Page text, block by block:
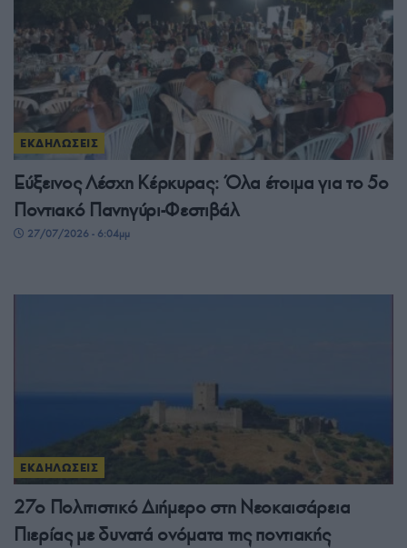
ΕΚΔΗΛΩΣΕΙΣ
Εύξεινος Λέσχη Κέρκυρας: Όλα έτοιμα για το 5ο
Ποντιακό Πανηγύρι-Φεστιβάλ
27/07/2026 - 6:04μμ
ΕΚΔΗΛΩΣΕΙΣ
27ο Πολιτιστικό Διήμερο στη Νεοκαισάρεια
Πιερίας με δυνατά ονόματα της ποντιακής